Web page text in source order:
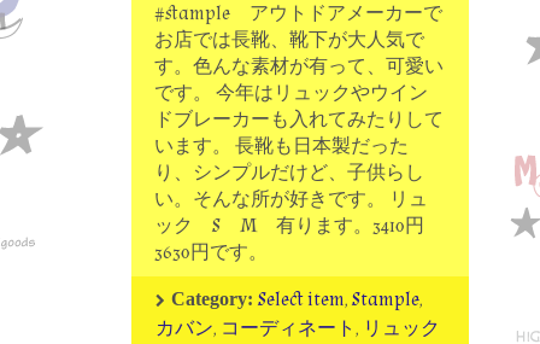
#stample アウトドアメーカーで
お店では長靴、靴下が大人気で
す。色んな素材が有って、可愛い
です。 今年はリュックやウイン
ドブレーカーも入れてみたりして
います。 長靴も日本製だった
り、シンプルだけど、子供らし
い。そんな所が好きです。 リュ
ック S M 有ります。3410円
3630円です。
Category: Select item,Stample,
カバン, コーディネート, リュック